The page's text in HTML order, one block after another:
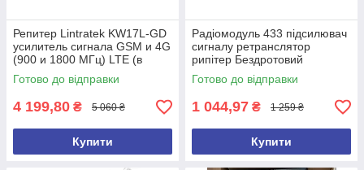
Репитер Lintratek KW17L-GD
усилитель сигнала GSM и 4G
(900 и 1800 МГц) LTE (в
золотистом цвете)
Готово до відправки
4 199,80 ₴ 5 060 ₴
Купити
Радіомодуль 433 підсилювач
сигналу ретранслятор
рипітер Бездротовий
ретранслятор FD-02
Готово до відправки
1 044,97 ₴ 1 259 ₴
Купити